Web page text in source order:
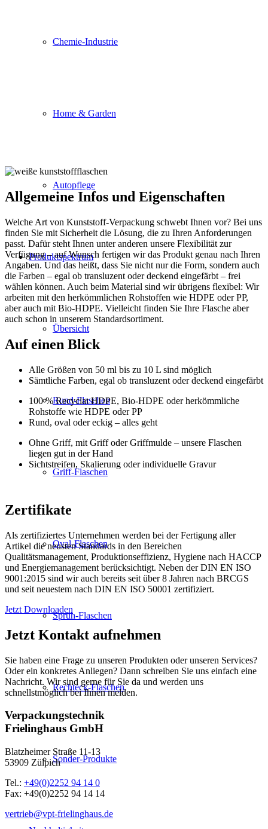
Chemie-Industrie
Home & Garden
Autopflege
Produktspektrum
Übersicht
Rund-Flaschen
Griff-Flaschen
Oval-Flaschen
Sprüh-Flaschen
Rechteck-Flaschen
Sonder-Produkte
Allgemeine Infos und Eigenschaften
Welche Art von Kunststoff-Verpackung schwebt Ihnen vor? Bei uns
finden Sie mit Sicherheit die Lösung, die zu Ihren Anforderungen
passt. Dafür steht Ihnen unter anderen unsere Flexibilität zur
Verfügung – auf Wunsch fertigen wir das Produkt genau nach Ihren
Angaben. Und das heißt, dass Sie nicht nur die Form, sondern auch
die Farben – egal ob transluzent oder deckend eingefärbt – frei
wählen können. Auch beim Material sind wir übrigens flexibel: Wir
arbeiten mit den herkömmlichen Rohstoffen wie HDPE oder PP,
aber auch mit Bio-HDPE. Vielleicht finden Sie Ihre Flasche aber
auch schon in unserem Standardsortiment.
Auf einen Blick
Alle Größen von 50 ml bis zu 10 L sind möglich
Sämtliche Farben, egal ob transluzent oder deckend eingefärbt
100 % Recyclat HDPE, Bio-HDPE oder herkömmliche
Rohstoffe wie HDPE oder PP
Rund, oval oder eckig – alles geht
Ohne Griff, mit Griff oder Griffmulde – unsere Flaschen
liegen gut in der Hand
Sichtstreifen, Skalierung oder individuelle Gravur
Zertifikate
Als zertifiziertes Unternehmen werden bei der Fertigung aller
Artikel die neusten Standards in den Bereichen
Qualitätsmanagement, Produktionseffizienz, Hygiene nach HACCP
und Energiemanagement berücksichtigt. Neben der DIN EN ISO
9001:2015 sind wir auch bereits seit über 8 Jahren nach BRCGS
und seit neuestem nach DIN EN ISO 50001 zertifiziert.
Jetzt Downloaden
Jetzt Kontakt aufnehmen
Sie haben eine Frage zu unseren Produkten oder unseren Services?
Oder ein konkretes Anliegen? Dann schreiben Sie uns einfach eine
Nachricht. Wir sind gerne für Sie da und werden uns
schnellstmöglich bei Ihnen melden.
Verpackungstechnik
Frielinghaus GmbH
Blatzheimer Straße 11-13
53909 Zülpich
Tel.: +49(0)2252 94 14 0
Fax: +49(0)2252 94 14 14
vertrieb@vpt-frielinghaus.de